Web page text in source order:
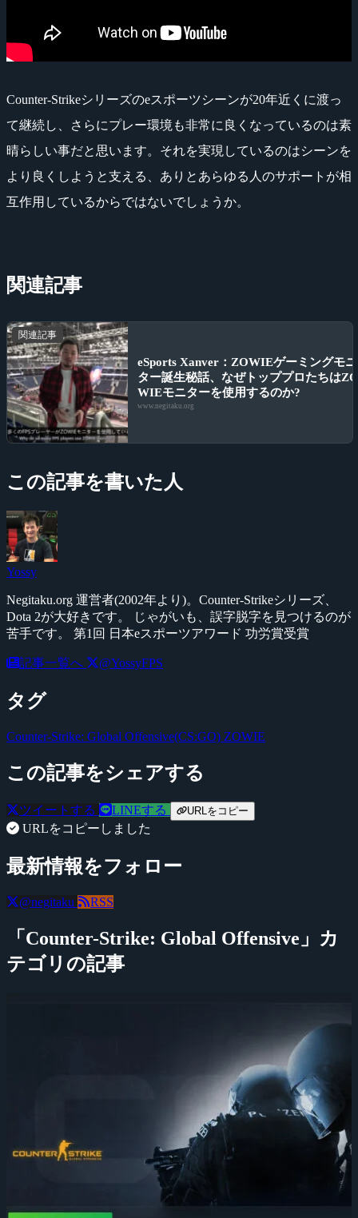
Counter-Strikeシリーズのeスポーツシーンが20年近くに渡っ
て継続し、さらにプレー環境も非常に良くなっているのは素
晴らしい事だと思います。それを実現しているのはシーンを
より良くしようと支える、ありとあらゆる人のサポートが相
互作用しているからではないでしょうか。
関連記事
関連記事
eSports Xanver：ZOWIEゲーミングモニ
ター誕生秘話、なぜトッププロたちは
WIEモニターを使用するのか?
www.negitaku.org
この記事を書いた人
Yossy
Negitaku.org 運営者(2002年より)。Counter-Strikeシリーズ、
Dota 2が大好きです。 じゃがいも、誤字脱字を見つけるのが
苦手です。 第1回 日本eスポーツアワード 功労賞受賞
記事一覧へ @YossyFPS
タグ
Counter-Strike: Global Offensive(CS:GO) ZOWIE
この記事をシェアする
ツイートする LINEする URLをコピー
URLをコピーしました
最新情報をフォロー
@negitaku RSS
「Counter-Strike: Global Offensive」カ
テゴリの記事